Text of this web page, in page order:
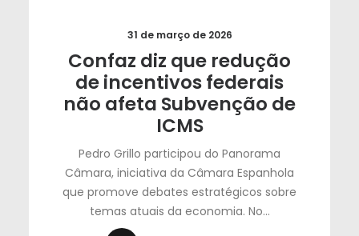
31 de março de 2026
Confaz diz que redução
de incentivos federais
não afeta Subvenção de
ICMS
Pedro Grillo participou do Panorama
Câmara, iniciativa da Câmara Espanhola
que promove debates estratégicos sobre
temas atuais da economia. No…